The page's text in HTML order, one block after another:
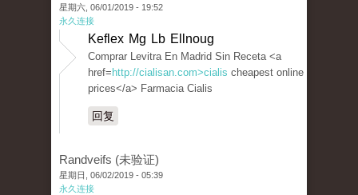
星期六, 06/01/2019 - 19:52
永久连接
Keflex Mg Lb Ellnoug
Comprar Levitra En Madrid Sin Receta <a
href= http://cialisan.com>cialis cheapest online
prices</a> Farmacia Cialis
回复
Randveifs (未验证)
星期日, 06/02/2019 - 05:39
永久连接